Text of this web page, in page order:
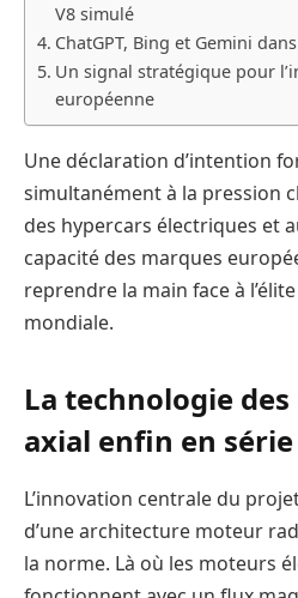
V8 simulé
ChatGPT, Bing et Gemini
Un signal stratégique pour
européenne
Une déclaration d’intention
simultanément à la pression
des hypercars électriques et
capacité des marques
reprendre la main face à
mondiale.
La technologie
axial enfin en série
L’innovation centrale du
d’une architecture moteur
la norme. Là où les moteurs